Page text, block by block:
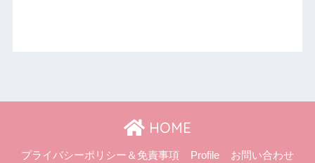
HOME
プライバシーポリシー＆免責事項 Profile お問い合わせ